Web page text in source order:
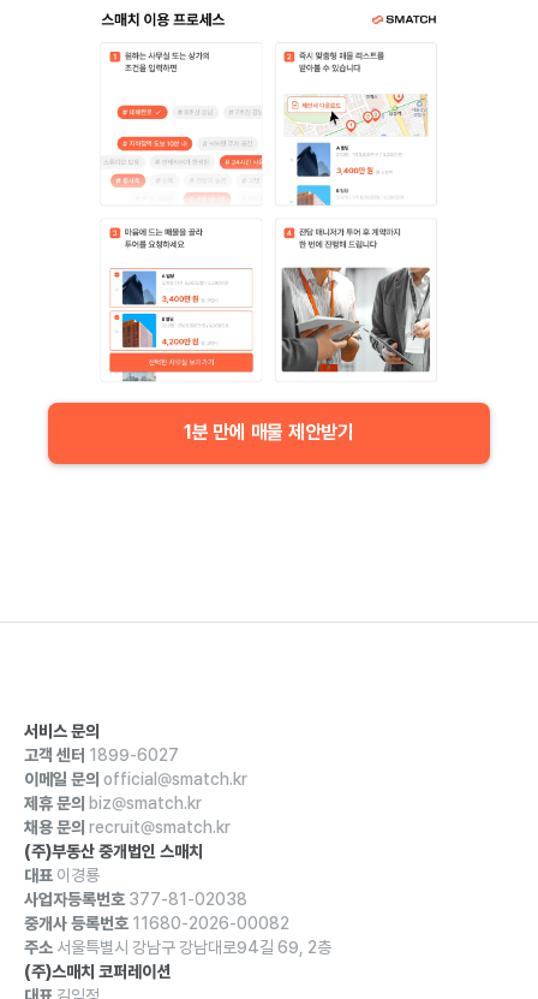
1분 만에 매물 제안받기
서비스 문의
고객 센터 1899-6027
이메일 문의 official@smatch.kr
제휴 문의 biz@smatch.kr
채용 문의 recruit@smatch.kr
(주)부동산 중개법인 스매치
대표 이경룡
사업자등록번호 377-81-02038
중개사 등록번호 11680-2026-00082
주소 서울특별시 강남구 강남대로94길 69, 2층
(주)스매치 코퍼레이션
대표 김익정